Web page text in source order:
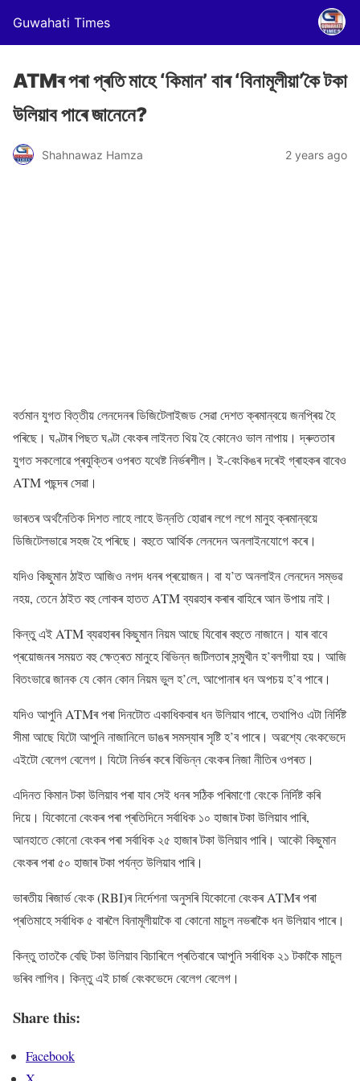
Guwahati Times
ATMৰ পৰা প্ৰতি মাহে ‘কিমান’ বাৰ ‘বিনামূলীয়া’কৈ টকা
উলিয়াব পাৰে জানেনে?
Shahnawaz Hamza 2 years ago
বৰ্তমান যুগত বিত্তীয় লেনদেনৰ ডিজিটেলাইজড সেৱা দেশত ক্ৰমান্বয়ে জনপ্ৰিয় হৈ
পৰিছে। ঘণ্টাৰ পিছত ঘণ্টা বেংকৰ লাইনত থিয় হৈ কোনেও ভাল নাপায়। দ্ৰুততাৰ
যুগত সকলোৱে প্ৰযুক্তিৰ ওপৰত যথেষ্ট নিৰ্ভৰশীল। ই-বেংকিঙৰ দৰেই গ্ৰাহকৰ বাবেও
ATM পছন্দৰ সেৱা।
ভাৰতৰ অৰ্থনৈতিক দিশত লাহে লাহে উন্নতি হোৱাৰ লগে লগে মানুহ ক্ৰমান্বয়ে
ডিজিটেলভাৱে সহজ হৈ পৰিছে। বহুতে আৰ্থিক লেনদেন অনলাইনযোগে কৰে।
যদিও কিছুমান ঠাইত আজিও নগদ ধনৰ প্ৰয়োজন। বা য’ত অনলাইন লেনদেন সম্ভৱ
নহয়, তেনে ঠাইত বহু লোকৰ হাতত ATM ব্যৱহাৰ কৰাৰ বাহিৰে আন উপায় নাই।
কিন্তু এই ATM ব্যৱহাৰৰ কিছুমান নিয়ম আছে যিবোৰ বহুতে নাজানে। যাৰ বাবে
প্ৰয়োজনৰ সময়ত বহু ক্ষেত্ৰত মানুহে বিভিন্ন জটিলতাৰ সন্মুখীন হ’বলগীয়া হয়। আজি
বিতংভাৱে জানক যে কোন কোন নিয়ম ভুল হ’লে, আপোনাৰ ধন অপচয় হ’ব পাৰে।
যদিও আপুনি ATMৰ পৰা দিনটোত একাধিকবাৰ ধন উলিয়াব পাৰে, তথাপিও এটা নিৰ্দিষ্ট
সীমা আছে যিটো আপুনি নাজানিলে ডাঙৰ সমস্যাৰ সৃষ্টি হ’ব পাৰে। অৱশ্যে বেংকভেদে
এইটো বেলেগ বেলেগ। যিটো নিৰ্ভৰ কৰে বিভিন্ন বেংকৰ নিজা নীতিৰ ওপৰত।
এদিনত কিমান টকা উলিয়াব পৰা যাব সেই ধনৰ সঠিক পৰিমাণো বেংকে নিৰ্দিষ্ট কৰি
দিয়ে। যিকোনো বেংকৰ পৰা প্ৰতিদিনে সৰ্বাধিক ১০ হাজাৰ টকা উলিয়াব পাৰি,
আনহাতে কোনো বেংকৰ পৰা সৰ্বাধিক ২৫ হাজাৰ টকা উলিয়াব পাৰি। আকৌ কিছুমান
বেংকৰ পৰা ৫০ হাজাৰ টকা পৰ্যন্ত উলিয়াব পাৰি।
ভাৰতীয় ৰিজাৰ্ভ বেংক (RBI)ৰ নিৰ্দেশনা অনুসৰি যিকোনো বেংকৰ ATMৰ পৰা
প্ৰতিমাহে সৰ্বাধিক ৫ বাৰলৈ বিনামূলীয়াকৈ বা কোনো মাচুল নভৰাকৈ ধন উলিয়াব পাৰে।
কিন্তু তাতকৈ বেছি টকা উলিয়াব বিচাৰিলে প্ৰতিবাৰে আপুনি সৰ্বাধিক ২১ টকাকৈ মাচুল
ভৰিব লাগিব। কিন্তু এই চাৰ্জ বেংকভেদে বেলেগ বেলেগ।
Share this:
Facebook